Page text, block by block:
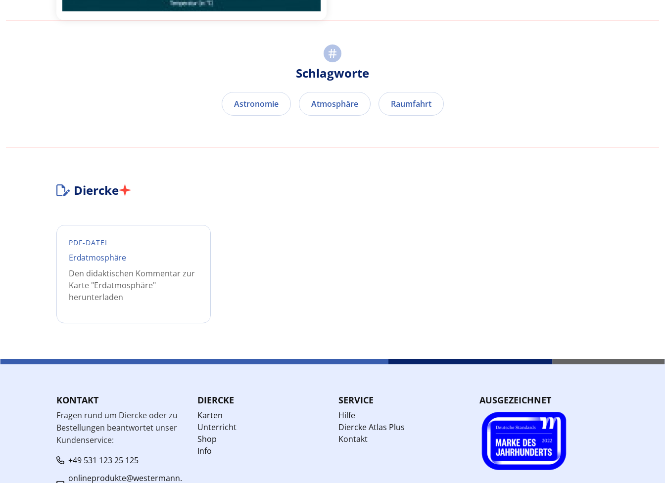
Schlagworte
Astronomie Atmosphäre Raumfahrt
Diercke
PDF-DATEI
Erdatmosphäre
Den didaktischen Kommentar zur
Karte "Erdatmosphäre"
herunterladen
KONTAKT
Fragen rund um Diercke oder zu
Bestellungen beantwortet unser
Kundenservice:
+49 531 123 25 125
onlineprodukte@westermann.
DIERCKE
Karten
Unterricht
Shop
Info
SERVICE
Hilfe
Diercke Atlas Plus
Kontakt
AUSGEZEICHNET